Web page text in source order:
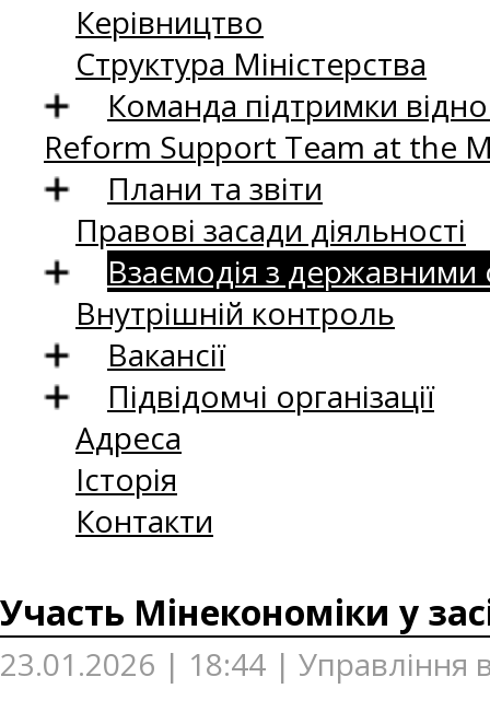
Керівництво
Структура Міністерства
Команда підтримки
Reform Support Team at the
Плани та звіти
Правові засади діяльності
Взаємодія з
Внутрішній контроль
Вакансії
Підвідомчі організації
Адреса
Історія
Контакти
Участь Мінекономіки у
23.01.2026 | 18:44 | Управління